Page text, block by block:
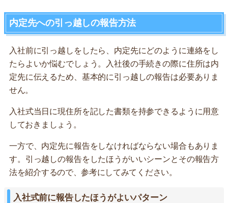
内定先への引っ越しの報告方法
入社前に引っ越しをしたら、内定先にどのように連絡をし
たらよいか悩むでしょう。入社後の手続きの際に住所は内
定先に伝えるため、基本的に引っ越しの報告は必要ありま
せん。
入社式当日に現住所を記した書類を持参できるように用意
しておきましょう。
一方で、内定先に報告をしなければならない場合もありま
す。引っ越しの報告をしたほうがいいシーンとその報告方
法を紹介するので、参考にしてみてください。
入社式前に報告したほうがよいパターン